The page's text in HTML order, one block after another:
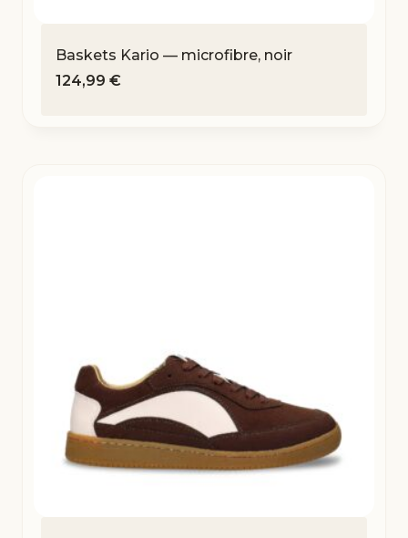
Baskets Kario — microfibre, noir
124,99 €